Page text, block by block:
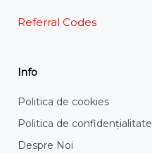
Referral Codes
Info
Politica de cookies
Politica de confidențialitate
Despre Noi